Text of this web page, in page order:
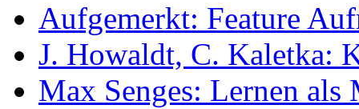
Aufgemerkt: Feature
J. Howaldt, C. Kaletka:
Max Senges: Lernen als